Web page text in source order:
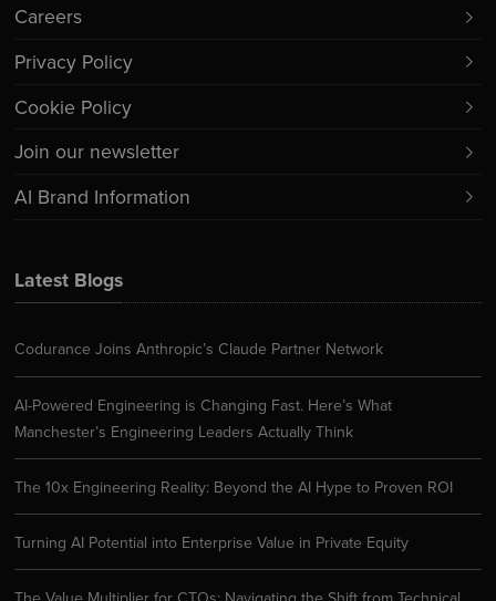
Latest Blogs
Codurance Joins Anthropic’s Claude Partner Network
AI-Powered Engineering is Changing Fast. Here’s What
Manchester’s Engineering Leaders Actually Think
The 10x Engineering Reality: Beyond the AI Hype to Proven ROI
Turning AI Potential into Enterprise Value in Private Equity
Careers
Privacy Policy
Cookie Policy
Join our newsletter
AI Brand Information